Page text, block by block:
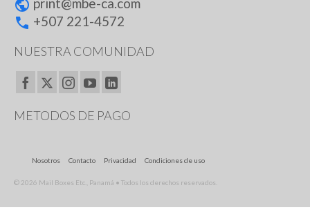
+507 221-4572
NUESTRA COMUNIDAD
METODOS DE PAGO
Nosotros Contacto Privacidad Condiciones de uso
© 2026 Mail Boxes Etc., Panamá • Todos los derechos reservados.